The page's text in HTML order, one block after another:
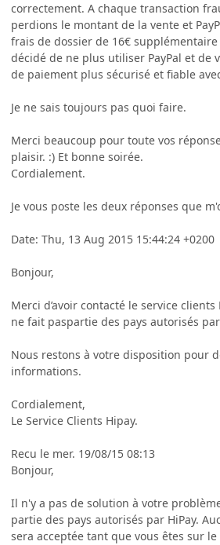
correctement. A chaque transaction
perdions le montant de la vente et
frais de dossier de 16€
décidé de ne plus utiliser PayPal et de
de paiement plus sécurisé et fiable
Je ne sais toujours pas quoi faire.
Merci beaucoup pour toute vos
plaisir. :) Et bonne soirée.
Cordialement.
Je vous poste les deux réponses que
Date: Thu, 13 Aug 2015 15:44:24 +0200
Bonjour,
Merci d’avoir contacté le service clients
ne fait paspartie des pays autorisés par
Nous restons à votre disposition pour
informations.
Cordialement,
Le Service Clients Hipay.
Recu le mer. 19/08/15 08:13
Bonjour,
Il n'y a pas de solution à votre
partie des pays autorisés par HiPay.
sera acceptée tant que vous êtes sur